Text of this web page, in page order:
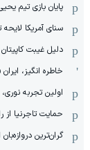
پایان بازی تیم
سنای آمریکا
دلیل غیبت
خاطره انگیز، ایران 5 - ایتالیا 5 (جام جهانی 2008)
اولین تجربه
حمایت تاجرنیا از
گران‌ترین